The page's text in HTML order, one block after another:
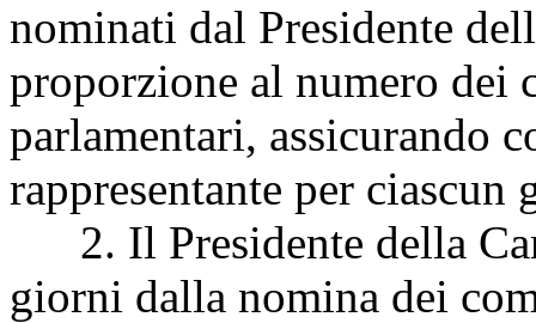
nominati dal Presidente
proporzione al numero dei
parlamentari, assicurando
rappresentante per ciascun
2. Il Presidente della
giorni dalla nomina dei